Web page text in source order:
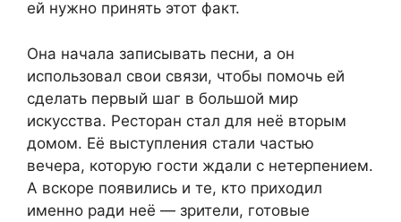
ей нужно принять этот факт.
Она начала записывать песни, а он
использовал свои связи, чтобы помочь ей
сделать первый шаг в большой мир
искусства. Ресторан стал для неё вторым
домом. Её выступления стали частью
вечера, которую гости ждали с нетерпением.
А вскоре появились и те, кто приходил
именно ради неё — зрители, готовые